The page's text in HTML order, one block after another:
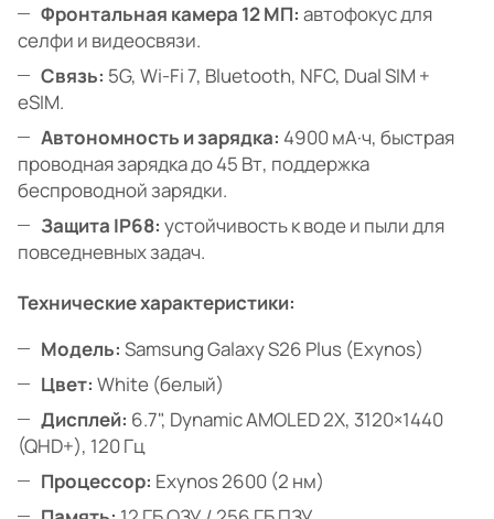
Фронтальная камера 12 МП: автофокус для
селфи и видеосвязи.
Связь: 5G, Wi-Fi 7, Bluetooth, NFC, Dual SIM +
eSIM.
Автономность и зарядка: 4900 мА·ч, быстрая
проводная зарядка до 45 Вт, поддержка
беспроводной зарядки.
Защита IP68: устойчивость к воде и пыли для
повседневных задач.
Технические характеристики:
Модель: Samsung Galaxy S26 Plus (Exynos)
Цвет: White (белый)
Дисплей: 6.7", Dynamic AMOLED 2X, 3120×1440
(QHD+), 120 Гц
Процессор: Exynos 2600 (2 нм)